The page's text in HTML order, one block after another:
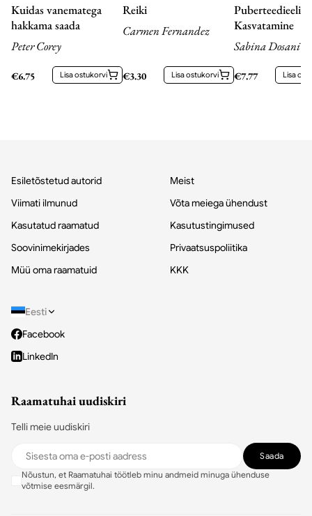
Kuidas vanematega
hakkama saada
Peter Corey
€6.75 Lisa ostukorvi
Reiki
Carmen Fernandez
€3.30 Lisa ostukorvi
Kasvatamine
Sabina Dosani
€7.77 Lisa
Esiletõstetud autorid
Viimati ilmunud
Kasutatud raamatud
Soovinimekirjades
Müü oma raamatuid
Meist
Võta meiega ühendust
Kasutustingimused
Privaatsuspoliitika
KKK
Eesti
Facebook
LinkedIn
Raamatuhai uudiskiri
Telli meie uudiskiri
Saada
Nõustun, et Raamatuhai töötleb minu andmeid minuga ühenduse
võtmise eesmärgil.